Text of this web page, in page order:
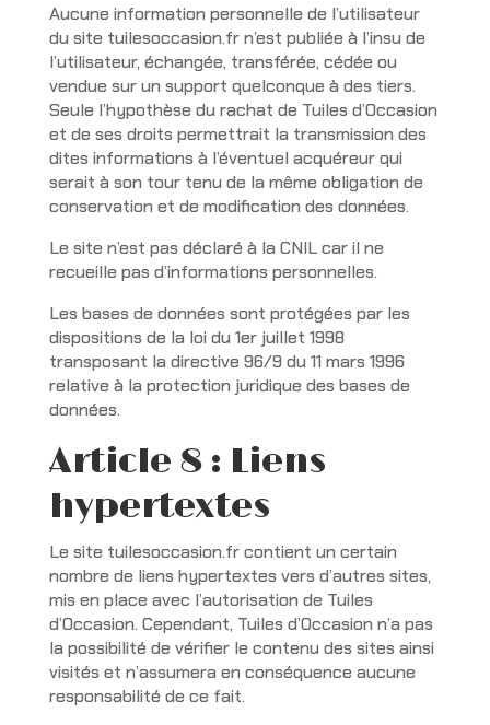
Aucune information personnelle de l’utilisateur
du site tuilesoccasion.fr n’est publiée à l’insu de
l’utilisateur, échangée, transférée, cédée ou
vendue sur un support quelconque à des tiers.
Seule l’hypothèse du rachat de Tuiles d’Occasion
et de ses droits permettrait la transmission des
dites informations à l’éventuel acquéreur qui
serait à son tour tenu de la même obligation de
conservation et de modification des données.
Le site n’est pas déclaré à la CNIL car il ne
recueille pas d’informations personnelles.
Les bases de données sont protégées par les
dispositions de la loi du 1er juillet 1998
transposant la directive 96/9 du 11 mars 1996
relative à la protection juridique des bases de
données.
Article 8 : Liens
hypertextes
Le site tuilesoccasion.fr contient un certain
nombre de liens hypertextes vers d’autres sites,
mis en place avec l’autorisation de Tuiles
d’Occasion. Cependant, Tuiles d’Occasion n’a pas
la possibilité de vérifier le contenu des sites ainsi
visités et n’assumera en conséquence aucune
responsabilité de ce fait.